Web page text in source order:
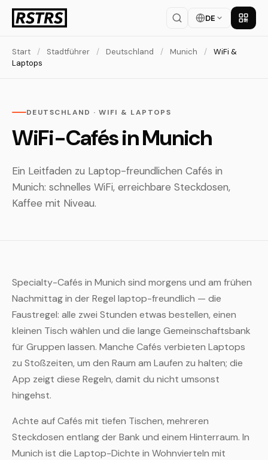
DE App
Start / Stadtführer / Deutschland / Munich /
WiFi &
Laptops
DEUTSCHLAND · WIFI & LAPTOPS
WiFi-Cafés in Munich
Ein Leitfaden zu Laptop-freundlichen Cafés in
Munich: schnelles WiFi, erreichbare Steckdosen,
Kaffee mit Niveau.
Specialty-Cafés in Munich sind morgens und am frühen
Nachmittag in der Regel laptop-freundlich — die
Faustregel: alle zwei Stunden etwas bestellen, einen
kleinen Tisch wählen und die lange Gemeinschaftsbank
für Gruppen lassen. Manche Cafés verbieten Laptops
zu Stoßzeiten, um den Raum am Laufen zu halten; die
App zeigt diese Regeln, damit du nicht umsonst
hingehst.
Achte auf Cafés mit tiefen Tischen, mehreren
Steckdosen entlang der Bank und einem Hinterraum. In
Munich ist die Laptop-Dichte in Wohnvierteln mit